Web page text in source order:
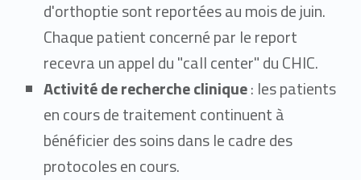
d'orthoptie sont reportées au mois de juin.
Chaque patient concerné par le report
recevra un appel du "call center" du CHIC.
Activité de recherche clinique: les patients
en cours de traitement continuent à
bénéficier des soins dans le cadre des
protocoles en cours.